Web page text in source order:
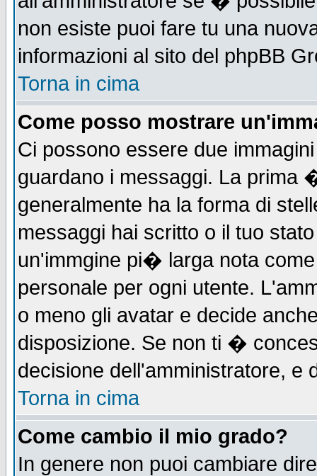
non esiste puoi fare tu una
informazioni al sito del phpBB
Torna in cima
Come posso mostrare
Ci possono essere due
guardano i messaggi. La prima
generalmente ha la forma di
messaggi hai scritto o il tuo
un'immgine pi� larga nota
personale per ogni utente.
o meno gli avatar e decide
disposizione. Se non ti �
decisione dell'amministratore, e
Torna in cima
Come cambio il mio grado?
In genere non puoi cambiare